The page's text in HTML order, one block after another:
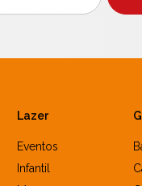
Lazer
Eventos
Infantil